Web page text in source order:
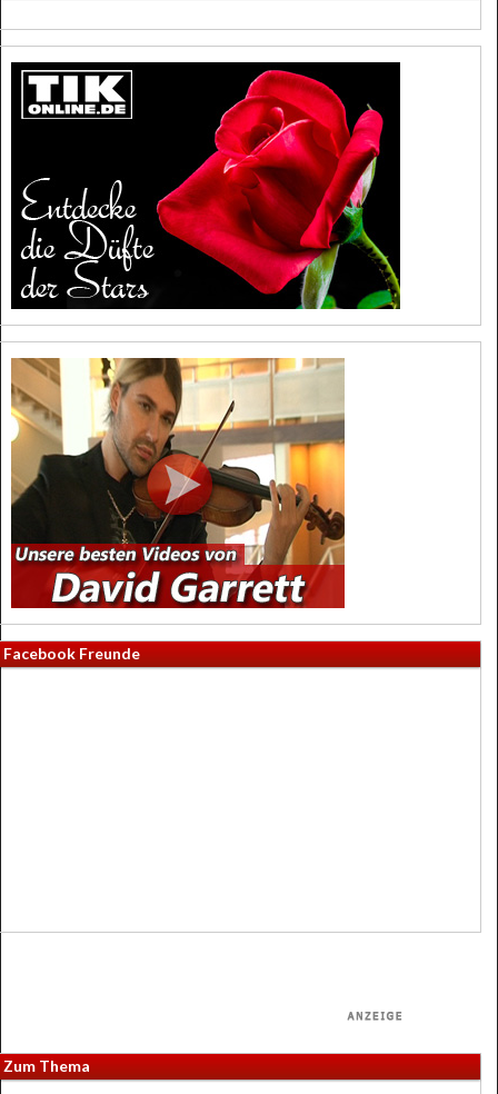
Facebook Freunde
Zum Thema